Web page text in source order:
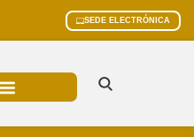
SEDE ELECTRÓNICA